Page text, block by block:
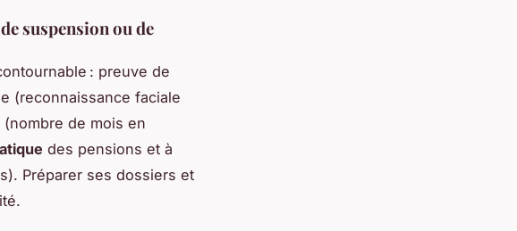
suspension ou de
: preuve de
(reconnaissance faciale
de mois en
des pensions et à
Préparer ses dossiers et